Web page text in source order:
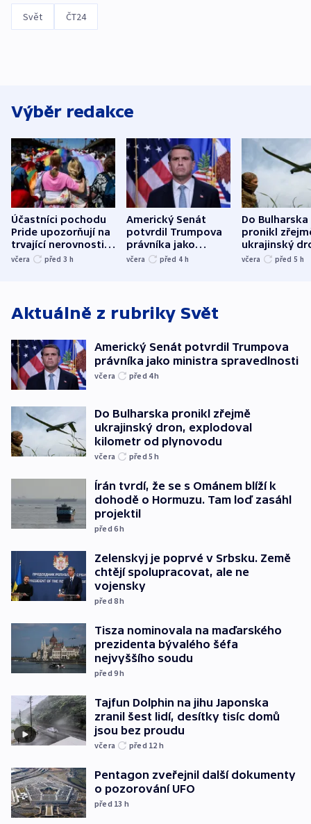
Svět ČT24
Výběr redakce
Účastníci pochodu
Pride upozorňují na
trvající nerovnosti i
společenskou
včera před 3 h
Americký Senát
potvrdil Trumpova
právníka jako
ministra
včera před 4 h
Do Bulharska
pronikl
ukrajinský
explodoval
včera před 5 h
Aktuálně z rubriky Svět
Americký Senát potvrdil Trumpova
právníka jako ministra spravedlnosti
včera před 4h
Do Bulharska pronikl zřejmě
ukrajinský dron, explodoval
kilometr od plynovodu
včera před 5h
Írán tvrdí, že se s Ománem blíží k
dohodě o Hormuzu. Tam loď zasáhl
projektil
před 6h
Zelenskyj je poprvé v Srbsku. Země
chtějí spolupracovat, ale ne
vojensky
před 8h
Tisza nominovala na maďarského
prezidenta bývalého šéfa
nejvyššího soudu
před 9h
Tajfun Dolphin na jihu Japonska
zranil šest lidí, desítky tisíc domů
jsou bez proudu
včera před 12 h
Pentagon zveřejnil další dokumenty
o pozorování UFO
před 13 h